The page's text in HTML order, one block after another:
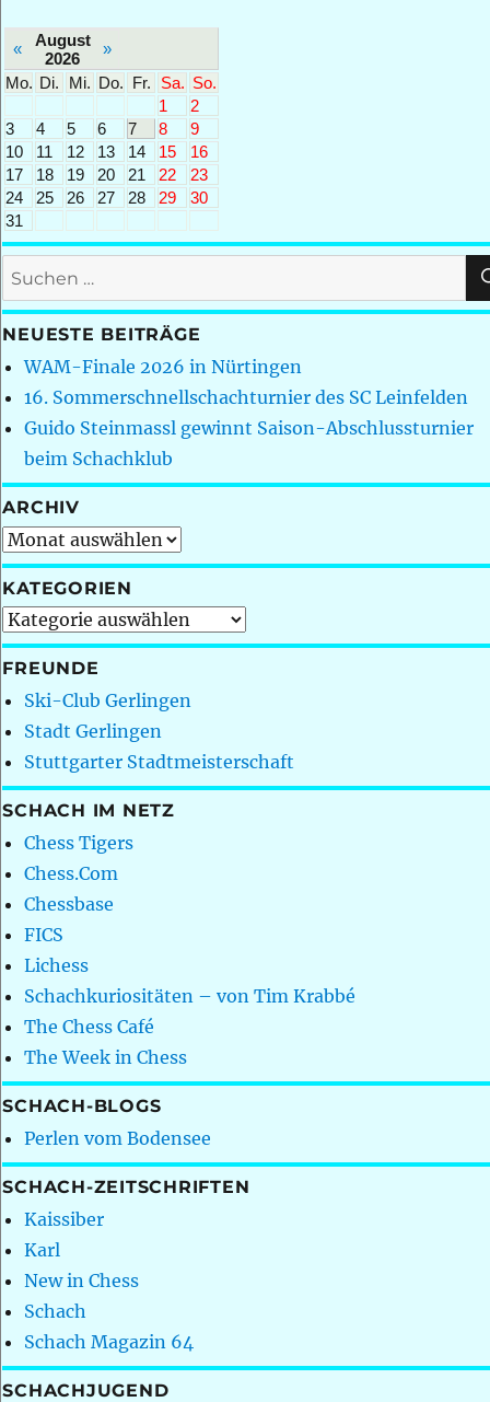
«
August
2026
»
Mo. Di. Mi. Do. Fr. Sa. So.
1
2
3
4 5 6 7 8
9
10
11 12 13 14 15
16
17
18 19 20 21 22
23
24
25 26 27 28 29
30
31
Suchen
nach:
NEUESTE BEITRÄGE
WAM-Finale 2026 in Nürtingen
16. Sommerschnellschachturnier des SC Leinfelden
Guido Steinmassl gewinnt Saison-Abschlussturnier
beim Schachklub
ARCHIV
Archiv
KATEGORIEN
Kategorien
FREUNDE
Ski-Club Gerlingen
Stadt Gerlingen
Stuttgarter Stadtmeisterschaft
SCHACH IM NETZ
Chess Tigers
Chess.Com
Chessbase
FICS
Lichess
Schachkuriositäten – von Tim Krabbé
The Chess Café
The Week in Chess
SCHACH-BLOGS
Perlen vom Bodensee
SCHACH-ZEITSCHRIFTEN
Kaissiber
Karl
New in Chess
Schach
Schach Magazin 64
SCHACHJUGEND